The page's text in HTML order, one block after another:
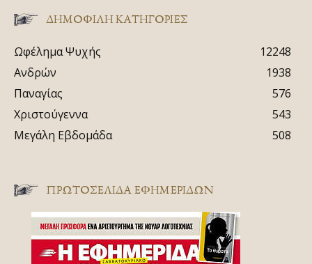
ΔΗΜΟΦΙΛΗ ΚΑΤΗΓΟΡΙΕΣ
Ωφέλημα Ψυχής
12248
Ανδρών
1938
Παναγίας
576
Χριστούγεννα
543
Μεγάλη Εβδομάδα
508
ΠΡΩΤΟΣΈΛΙΔΑ ΕΦΗΜΕΡΊΔΩΝ